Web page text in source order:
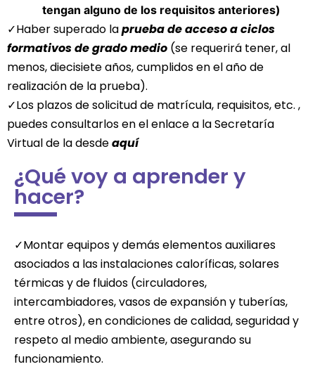
tengan alguno de los requisitos anteriores)
✓Haber superado laprueba de acceso a ciclos
formativos de grado medio (se requerirá tener, al
menos, diecisiete años, cumplidos en el año de
realización de la prueba).
✓Los plazos de solicitud de matrícula, requisitos, etc. ,
puedes consultarlos en el enlace a la Secretaría
Virtual de la desdeaquí
¿Qué voy a aprender y
hacer?
✓Montar equipos y demás elementos auxiliares
asociados a las instalaciones caloríficas, solares
térmicas y de fluidos (circuladores,
intercambiadores, vasos de expansión y tuberías,
entre otros), en condiciones de calidad, seguridad y
respeto al medio ambiente, asegurando su
funcionamiento.